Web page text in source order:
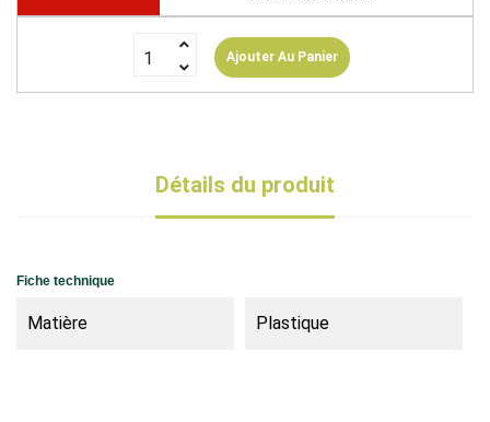
Ajouter Au Panier
Détails du produit
Fiche technique
Matière Plastique